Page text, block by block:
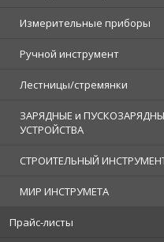
Измерительные приборы
Ручной инструмент
Лестницы/стремянки
ЗАРЯДНЫЕ и
УСТРОЙСТВА
СТРОИТЕЛЬНЫЙ
МИР ИНСТРУМЕТА
Прайс-листы